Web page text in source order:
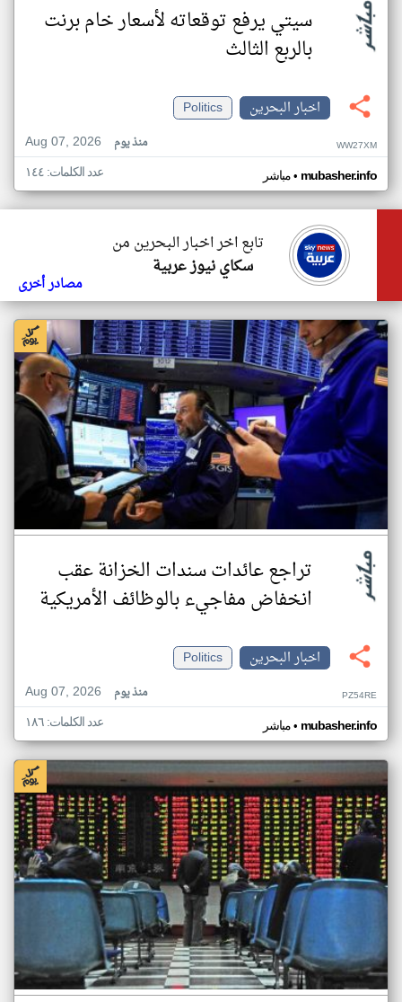
سيتي يرفع توقعاته لأسعار خام برنت
بالربع الثالث
اخبار البحرين
Politics
Aug 07, 2026
منذ يوم WW27XM
مباشر• mubasher.info عدد الكلمات: ١٤٤
تابع اخر اخبار البحرين من
سكاي نيوز عربية
مصادر أخرى
تراجع عائدات سندات الخزانة عقب
انخفاض مفاجيء بالوظائف الأمريكية
اخبار البحرين
Politics
Aug 07, 2026
منذ يوم PZ54RE
مباشر• mubasher.info عدد الكلمات: ١٨٦